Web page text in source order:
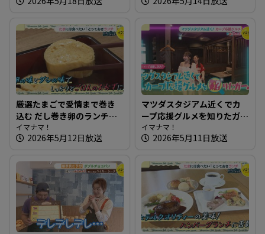
厳選たまごで愛情まで巻き
込む だし巻き卵のランチ～
たちまち食堂【たまにはそ
とランチ】
イマナマ！
2026年5月12日放送
マツダスタジアム近くでカ
ープ応援グルメを知りたガ
ール【街ネタ！知りたガー
ル】
イマナマ！
2026年5月11日放送